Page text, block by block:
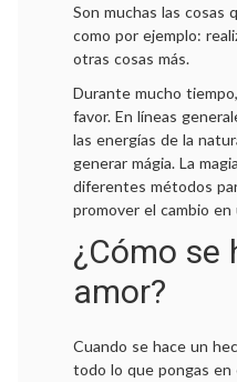
Son muchas las cosas
como por ejemplo:
otras cosas más.
Durante mucho
favor. En líneas
las energías de la
generar mágia. La
diferentes métodos
promover el cambio
¿Cómo se
amor?
Cuando se hace un
todo lo que pongas en